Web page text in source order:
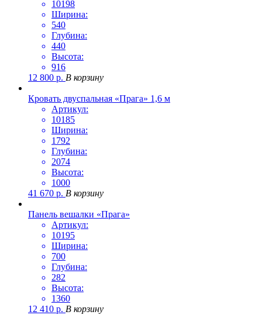
10198
Ширина:
540
Глубина:
440
Высота:
916
12 800 р. В корзину
Кровать двуспальная «Прага» 1,6 м
Артикул:
10185
Ширина:
1792
Глубина:
2074
Высота:
1000
41 670 р. В корзину
Панель вешалки «Прага»
Артикул:
10195
Ширина:
700
Глубина:
282
Высота:
1360
12 410 р. В корзину